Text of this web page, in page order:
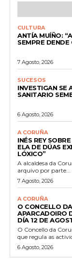
CULTURA
ANTÍA MUÍÑO:
SEMPRE DENDE
7 Agosto, 2026
SUCESOS
INVESTIGAN SE
SANITARIO
6 Agosto, 2026
A CORUÑA
INÉS REY
ELA DE DÚAS
LÓXICO”
A alcaldesa da
arquivo por parte...
7 Agosto, 2026
A CORUÑA
O CONCELLO
APARCADOIRO
DÍA 12 DE
O Concello da
que regula as
6 Agosto, 2026